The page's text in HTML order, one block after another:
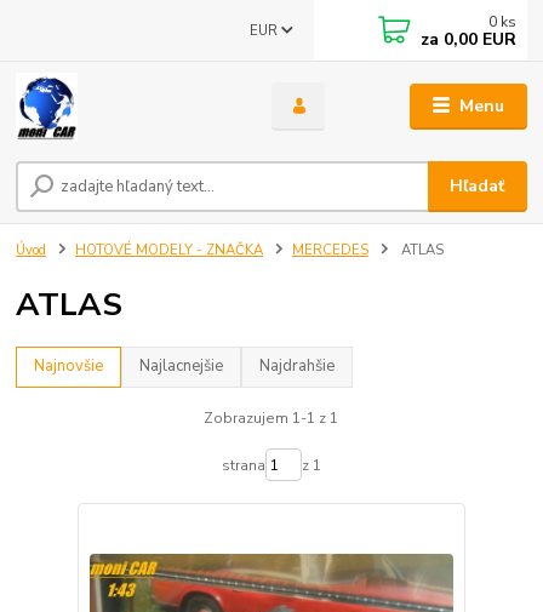
Menu
EUR
Hľadať
0 ks
za 0,00 EUR
Úvod HOTOVÉ MODELY - ZNAČKA MERCEDES ATLAS
ATLAS
Najnovšie Najlacnejšie Najdrahšie
Zobrazujem 1-1 z 1
strana z 1